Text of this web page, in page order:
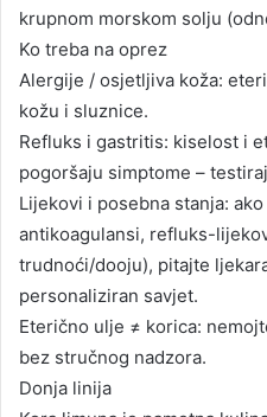
krupnom morskom solju
Ko treba na oprez
Alergije / osjetljiva koža:
kožu i sluznice.
Refluks i gastritis: kiselost i
pogoršaju simptome –
Lijekovi i posebna stanja:
antikoagulansi, refluks-
trudnoći/dooju), pitajte
personaliziran savjet.
Eterično ulje ≠ korica:
bez stručnog nadzora.
Donja linija